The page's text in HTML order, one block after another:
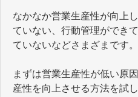
なかなか営業生産性が向上
ていない、行動管理ができ
ていないなどさまざまです。
まずは営業生産性が低い原
産性を向上させる方法を試